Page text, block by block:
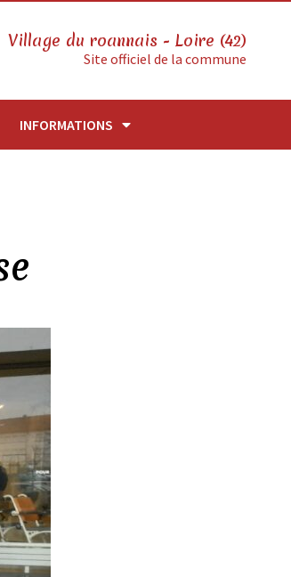
Village du roannais - Loire (42)
Site officiel de la commune
INFORMATIONS